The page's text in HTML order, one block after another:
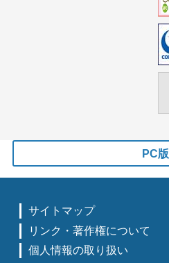
PC版
サイトマップ
リンク・著作権について
個人情報の取り扱い